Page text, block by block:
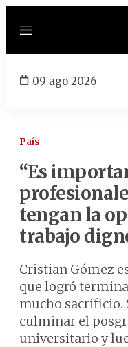
Menú
09 ago 2026
País
“Es
tengan la
trabajo
Cristian Gómez
que logró
mucho sacrificio.
culminar el
universitario y